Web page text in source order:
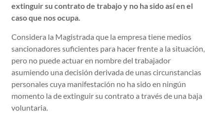
extinguir su contrato de trabajo y no ha sido así en el
caso que nos ocupa.
Considera la Magistrada que la empresa tiene medios
sancionadores suficientes para hacer frente a la situación,
pero no puede actuar en nombre del trabajador
asumiendo una decisión derivada de unas circunstancias
personales cuya manifestación no ha sido en ningún
momento la de extinguir su contrato a través de una baja
voluntaria.